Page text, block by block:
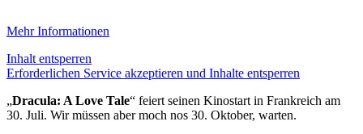
Mehr Informationen
Inhalt entsperren
Erforderlichen Service akzeptieren und Inhalte entsperren
„Dracula: A Love Tale“ feiert seinen Kinostart in Frankreich am
30. Juli. Wir müssen aber moch nos 30. Oktober, warten.